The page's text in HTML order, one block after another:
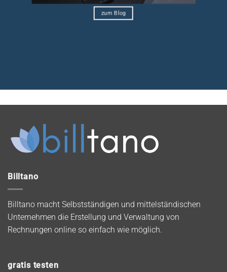
zum Blog
Billtano
Billtano macht Selbstständigen und mittelständischen
Unternehmen die Erstellung und Verwaltung von
Rechnungen online so einfach wie möglich.
gratis testen